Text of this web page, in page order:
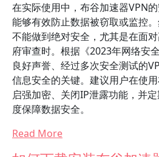
在实际使用中，布谷加速器VPN
能够有效防止数据被窃取或监控
不能做到绝对安全，尤其是在面
府审查时。根据《2023年网络安
良好声誉、经过多次安全测试的
信息安全的关键。建议用户在使
启强加密、关闭IP泄露功能，并
度保障数据安全。
Read More